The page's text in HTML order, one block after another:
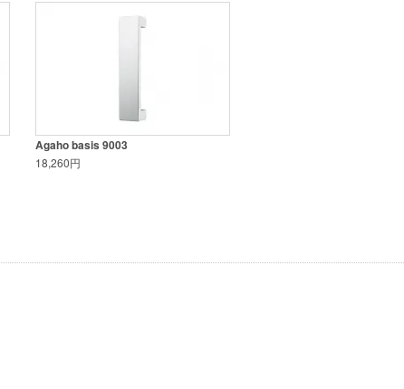
Agaho basis 9003
18,260円